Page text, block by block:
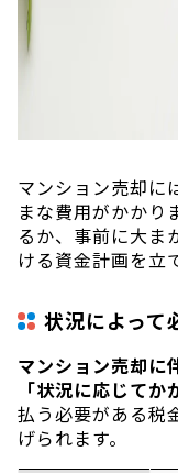
マンション売却に
まな費用がかかり
るか、事前に大ま
ける資金計画を立
状況によって
マンション売却に
「状況に応じて
払う必要がある税
げられます。